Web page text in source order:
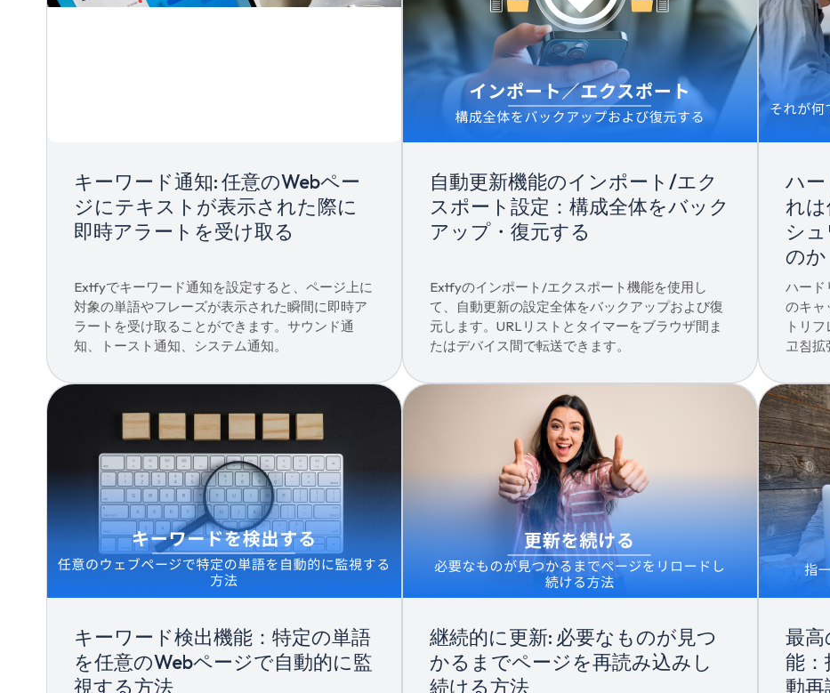
キーワード通知: 任意のWebペー
ジにテキストが表示された際に
即時アラートを受け取る
Extfyでキーワード通知を設定すると、ページ上に
対象の単語やフレーズが表示された瞬間に即時ア
ラートを受け取ることができます。サウンド通
知、トースト通知、システム通知。
自動更新機能のインポート/エク
スポート設定：構成全体をバック
アップ・復元する
Extfyのインポート/エクスポート機能を使用し
て、自動更新の設定全体をバックアップおよび復
元します。URLリストとタイマーをブラウザ間ま
たはデバイス間で転送できます。
ハ
れ
シ
のか
ハード
のキャ
トリ
고침拡
キーワード検出機能：特定の単語
を任意のWebページで自動的に監
視する方法
継続的に更新: 必要なものが見つ
かるまでページを再読み込みし
続ける方法
最高
能
動